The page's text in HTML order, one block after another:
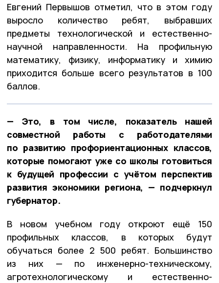
Евгений Первышов отметил, что в этом году
выросло количество ребят, выбравших
предметы технологической и естественно-
научной направленности. На профильную
математику, физику, информатику и химию
приходится больше всего результатов в 100
баллов.
— Это, в том числе, показатель нашей
совместной работы с работодателями
по развитию профориентационных классов,
которые помогают уже со школы готовиться
к будущей профессии с учётом перспектив
развития экономики региона, — подчеркнул
губернатор.
В новом учебном году откроют ещё 150
профильных классов, в которых будут
обучаться более 2 500 ребят. Большинство
из них — по инженерно-техническому,
агротехнологическому и естественно-